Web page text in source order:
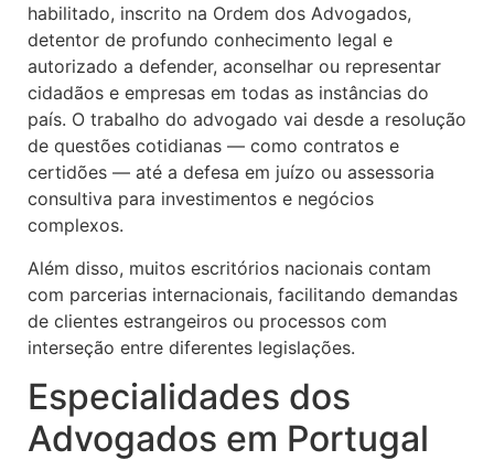
habilitado, inscrito na Ordem dos Advogados,
detentor de profundo conhecimento legal e
autorizado a defender, aconselhar ou representar
cidadãos e empresas em todas as instâncias do
país. O trabalho do advogado vai desde a resolução
de questões cotidianas — como contratos e
certidões — até a defesa em juízo ou assessoria
consultiva para investimentos e negócios
complexos.
Além disso, muitos escritórios nacionais contam
com parcerias internacionais, facilitando demandas
de clientes estrangeiros ou processos com
interseção entre diferentes legislações.
Especialidades dos
Advogados em Portugal